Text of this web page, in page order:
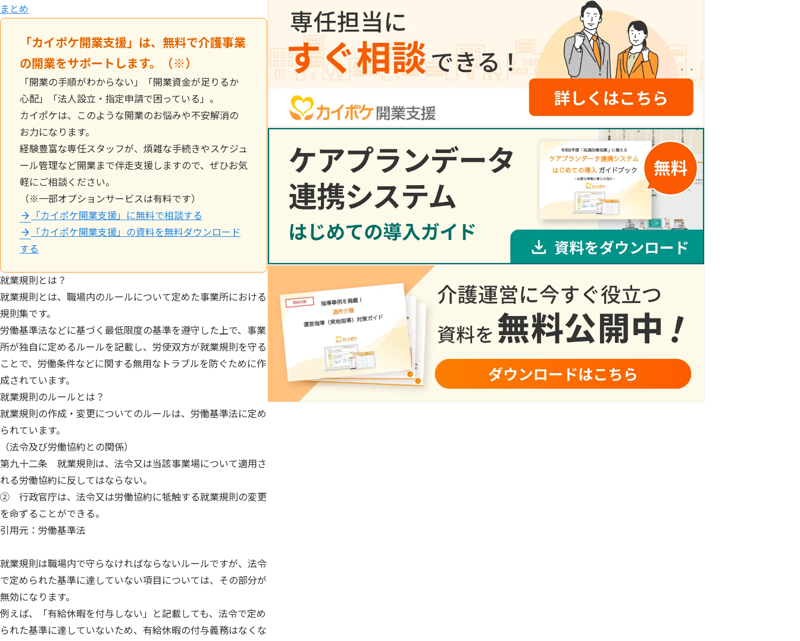
まとめ
「カイポケ開業支援」は、無料で介護事業
の開業をサポートします。（※）
「開業の手順がわからない」「開業資金が足りるか
心配」「法人設立・指定申請で困っている」。
カイポケは、このような開業のお悩みや不安解消の
お力になります。
経験豊富な専任スタッフが、煩雑な手続きやスケジュ
ール管理など開業まで伴走支援しますので、ぜひお気
軽にご相談ください。
（※一部オプションサービスは有料です）
「カイポケ開業支援」に無料で相談する
「カイポケ開業支援」の資料を無料ダウンロード
する
就業規則とは？
就業規則とは、職場内のルールについて定めた事業所における
規則集です。
労働基準法などに基づく最低限度の基準を遵守した上で、事業
所が独自に定めるルールを記載し、労使双方が就業規則を守る
ことで、労働条件などに関する無用なトラブルを防ぐために作
成されています。
就業規則のルールとは？
就業規則の作成・変更についてのルールは、労働基準法に定め
られています。
（法令及び労働協約との関係）
第九十二条 就業規則は、法令又は当該事業場について適用さ
れる労働協約に反してはならない。
② 行政官庁は、法令又は労働協約に牴触する就業規則の変更
を命ずることができる。
引用元：労働基準法
就業規則は職場内で守らなければならないルールですが、法令
で定められた基準に達していない項目については、その部分が
無効になります。
例えば、「有給休暇を付与しない」と記載しても、法令で定め
られた基準に達していないため、有給休暇の付与義務はなくな